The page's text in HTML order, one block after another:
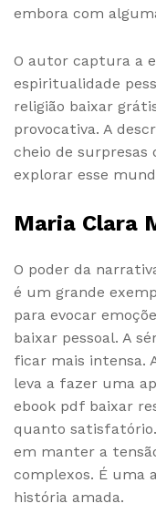
embora com
O autor captura a
espiritualidade
religião baixar
provocativa. A
cheio de surpresas
explorar esse
Maria Clara
O poder da
é um grande
para evocar
baixar pessoal. A
ficar mais intensa.
leva a fazer uma
ebook pdf baixar
quanto
em manter a
complexos. É uma
história amada.